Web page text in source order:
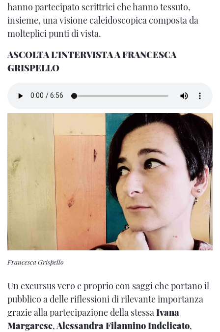
hanno partecipato scrittrici che hanno tessuto,
insieme, una visione caleidoscopica composta da
molteplici punti di vista.
ASCOLTA L'INTERVISTA A FRANCESCA
GRISPELLO
Francesca Grispello
Un excursus vero e proprio con saggi che portano il
pubblico a delle riflessioni di rilevante importanza
grazie alla partecipazione della stessa Ivana
Margarese,Alessandra Filannino Indelicato,